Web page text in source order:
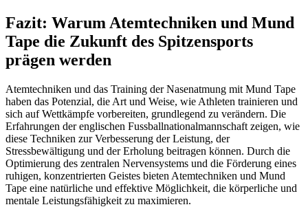
Fazit: Warum Atemtechniken und Mund
Tape die Zukunft des Spitzensports
prägen werden
Atemtechniken und das Training der Nasenatmung mit Mund Tape
haben das Potenzial, die Art und Weise, wie Athleten trainieren und
sich auf Wettkämpfe vorbereiten, grundlegend zu verändern. Die
Erfahrungen der englischen Fussballnationalmannschaft zeigen, wie
diese Techniken zur Verbesserung der Leistung, der
Stressbewältigung und der Erholung beitragen können. Durch die
Optimierung des zentralen Nervensystems und die Förderung eines
ruhigen, konzentrierten Geistes bieten Atemtechniken und Mund
Tape eine natürliche und effektive Möglichkeit, die körperliche und
mentale Leistungsfähigkeit zu maximieren.